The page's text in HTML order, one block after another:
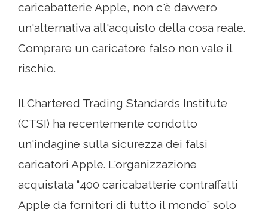
caricabatterie Apple, non c'è davvero
un'alternativa all'acquisto della cosa reale.
Comprare un caricatore falso non vale il
rischio.
Il Chartered Trading Standards Institute
(CTSI) ha recentemente condotto
un'indagine sulla sicurezza dei falsi
caricatori Apple. L'organizzazione
acquistata “400 caricabatterie contraffatti
Apple da fornitori di tutto il mondo” solo